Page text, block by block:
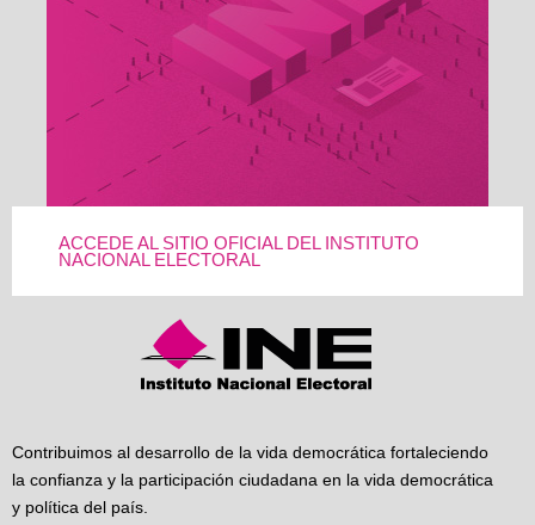
ACCEDE AL SITIO OFICIAL DEL INSTITUTO
NACIONAL ELECTORAL
Contribuimos al desarrollo de la vida democrática fortaleciendo
la confianza y la participación ciudadana en la vida democrática
y política del país.